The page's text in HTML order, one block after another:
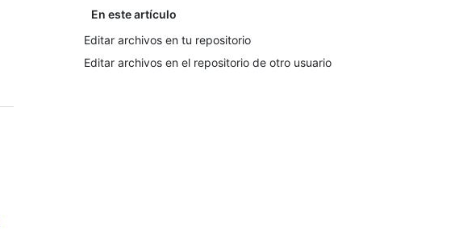
En este artículo
Editar archivos en tu repositorio
Editar archivos en el repositorio de otro usuario